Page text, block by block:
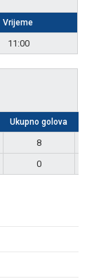
Vrijeme
11:00
Ukupno golova
8
0